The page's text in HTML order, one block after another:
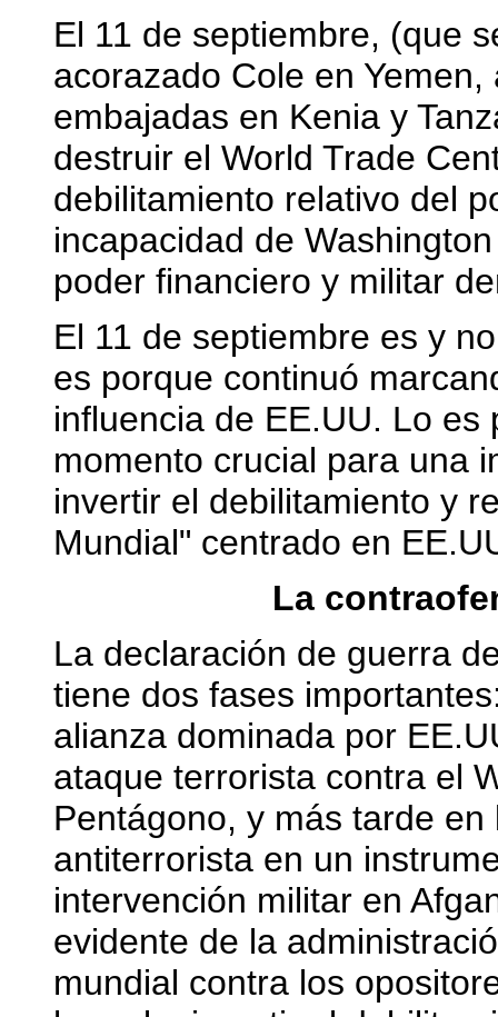
El 11 de septiembre, (que
acorazado Cole en
embajadas en Kenia y
destruir el World Trade
debilitamiento relativo del
incapacidad de
poder financiero y militar
El 11 de septiembre es y
es porque continuó
influencia de EE.UU. Lo
momento crucial para una
invertir el debilitamiento y
Mundial" centrado en
La
La declaración de guerra
tiene dos fases
alianza dominada por
ataque terrorista contra el
Pentágono, y más tarde
antiterrorista en un
intervención militar en
evidente de la
mundial contra los